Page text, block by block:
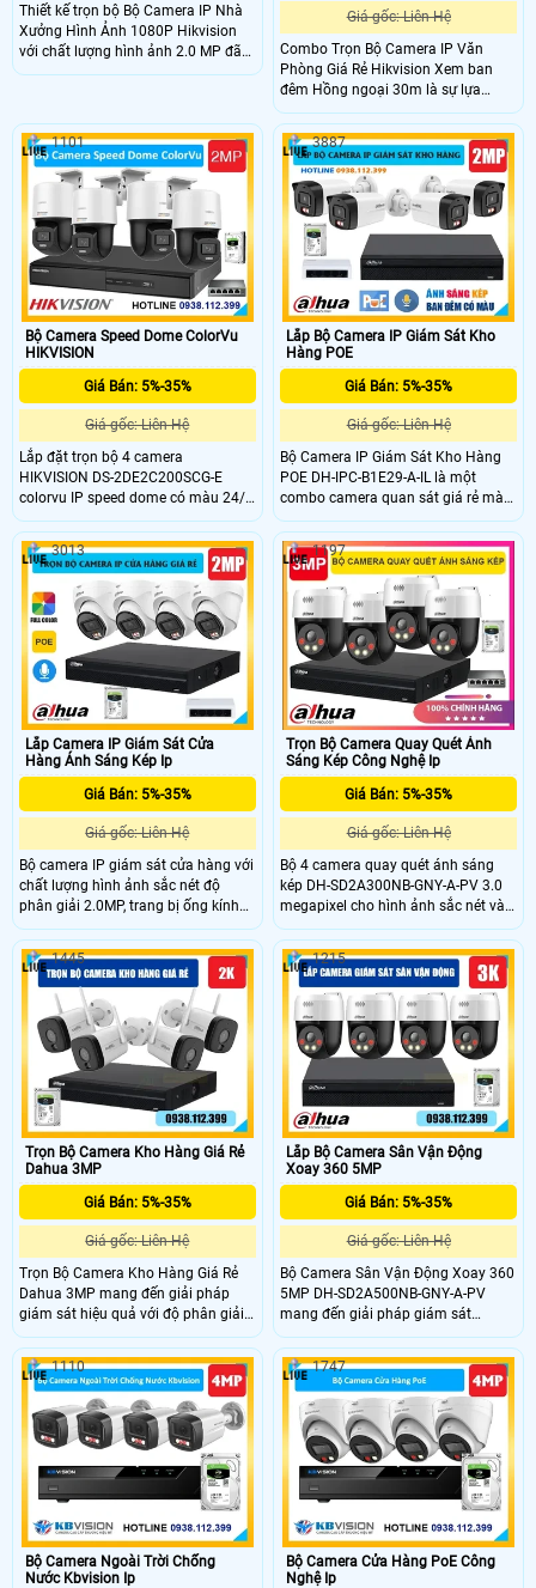
Thiết kế trọn bộ Bộ Camera IP Nhà
Xưởng Hình Ảnh 1080P Hikvision
với chất lượng hình ảnh 2.0 MP đã
trở thành lựa chọn hàng đầu của
cậy và hiệu suất cao trong việc
giám sát nhà xưởng. Bộ camera IP
này có độ phân giải 1080P, cho hình
ảnh rõ nét và chi tiết
Giá gốc: Liên Hệ
Combo Trọn Bộ Camera IP Văn
Phòng Giá Rẻ Hikvision Xem ban
đêm Hồng ngoại 30m là sự lựa
chọn hàng đầu cho công trình nhỏ
với thiết kế đẹp và giá rẻ. Được trang
bị chức năng ưu việt Chống Nước,
combo này mang lại sự bảo vệ toàn
diện cho văn phòng của bạn
Bộ Camera Speed Dome ColorVu
HIKVISION
Giá Bán: 5%-35%
Giá gốc: Liên Hệ
Lắp đặt trọn bộ 4 camera
HIKVISION DS-2DE2C200SCG-E
colorvu IP speed dome có màu 24/7
có độ phân giải 2MP full HD 1080P,
chuẩn nén H.265, chất lượng cao
cấp. Camera được thiết kế cứng cáp
linh hoạt quay xoay 360 độ và chắc
chắn quan sát xa lên đến 30m, hỗ
trợ khe cắm thẻ nhớ lên đến 256GB,
chuẩn chống nước IP66 khi lắp đặt
trong nhà và ngoài trời, trọn bộ giá
rẻ dễ dàng giám sát từ xa.
1101
Lắp Bộ Camera IP Giám Sát Kho
Hàng POE
Giá Bán: 5%-35%
Giá gốc: Liên Hệ
Bộ Camera IP Giám Sát Kho Hàng
POE DH-IPC-B1E29-A-IL là một
combo camera quan sát giá rẻ mà
chất lượng, cung cấp hình ảnh giám
sát sắc nét với độ phân giải 2.0MP,
camera còn hỗ trợ thêm mic giúp
ghi âm rõ ràng, chân thực. Ngoài ra
camera còn mang lại công nghệ
ánh sáng kép thông minh phát hiện
người sáng đèn đảm bảo an ninh
ban đêm hiệu quả
3887
Lắp Camera IP Giám Sát Cửa
Hàng Ánh Sáng Kép Ip
Giá Bán: 5%-35%
Giá gốc: Liên Hệ
Bộ camera IP giám sát cửa hàng với
chất lượng hình ảnh sắc nét độ
phân giải 2.0MP, trang bị ống kính
cố định 2. 8mm với góc nhìn rộng
105°, cùng với khả năng chiếu sáng
kép thông minh, giúp giám sát mọi
hoạt động trong cửa hàng cả ban
ngày lẫn ban đêm một cách rõ nét.
3013
Trọn Bộ Camera Quay Quét Ánh
Sáng Kép Công Nghệ Ip
Giá Bán: 5%-35%
Giá gốc: Liên Hệ
Bộ 4 camera quay quét ánh sáng
kép DH-SD2A300NB-GNY-A-PV 3.0
megapixel cho hình ảnh sắc nét và
chất lượng cao. Với khả năng xem
ban đêm Full Color trong khoảng
cách 30m, giúp bảo vệ gia đình mọi
lúc mọi nơi. Sử dụng công nghệ IP
POE, hỗ trợ ONVIF để đảm bảo
không bị giảm chất lượng. Camera
có khả năng xoay 360 độ đàm thoại
2 chiều rõ ràng đây là sự lựa chọn
hoàn hảo cho gia đình.
1197
Trọn Bộ Camera Kho Hàng Giá Rẻ
Dahua 3MP
Giá Bán: 5%-35%
Giá gốc: Liên Hệ
Trọn Bộ Camera Kho Hàng Giá Rẻ
Dahua 3MP mang đến giải pháp
giám sát hiệu quả với độ phân giải
3MP cho hình ảnh sắc nét, độ chi
tiết cao. Nổi bật với công nghệ ánh
sáng kép thông minh IR và Warm
Light, hỗ trợ tầm nhìn ban đêm đến
30m cùng ba chế độ quan sát: hồng
ngoại, ánh sáng trắng và thông
minh, đồng thời hỗ trợ phát hiện con
người và phương tiện.
1445
Lắp Bộ Camera Sân Vận Động
Xoay 360 5MP
Giá Bán: 5%-35%
Giá gốc: Liên Hệ
Bộ Camera Sân Vận Động Xoay 360
5MP DH-SD2A500NB-GNY-A-PV
mang đến giải pháp giám sát
chuyên nghiệp với cảm biến
STARVIS™ CMOS 1/2.8 độ phân giải
5MP, cho hình ảnh sắc nét. Camera
hỗ trợ quay quét 360°, đàm thoại 2
chiều, cảnh báo chủ động bằng loa
và đèn. Công nghệ SMD 3.0, Human
Detection, IP66 giúp hoạt động ổn
định ngoài trời, phù hợp cho sân
vận động và khu vực rộng lớn.
1215
Bộ Camera Ngoài Trời Chống
Nước Kbvision Ip
1110
Bộ Camera Cửa Hàng PoE Công
Nghệ Ip
1747